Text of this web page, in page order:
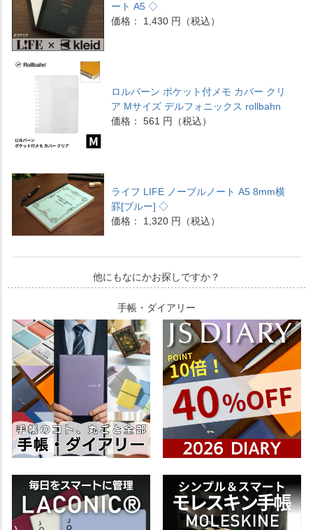
ート A5 ◇
価格： 1,430 円（税込）
ロルバーン ポケット付メモ カバー クリ
ア Mサイズ デルフォニックス rollbahn
価格： 561 円（税込）
ライフ LIFE ノーブルノート A5 8mm横
罫[ブルー] ◇
価格： 1,320 円（税込）
他にもなにかお探しですか？
手帳・ダイアリー